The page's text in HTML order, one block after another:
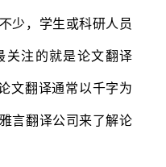
少，学生或科研人员
关注的就是论文翻译
文翻译通常以千字为
言翻译公司来了解论